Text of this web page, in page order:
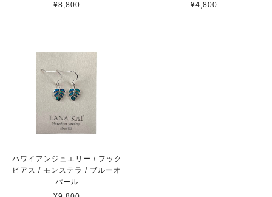
¥8,800
¥4,800
ハワイアンジュエリー / フック
ピアス / モンステラ / ブルーオ
パール